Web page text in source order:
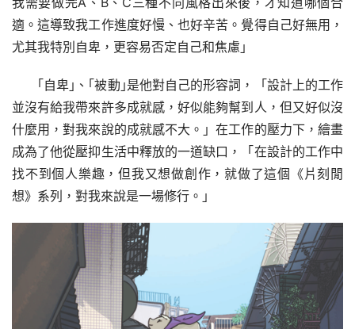
適。這導致我工作進度好慢、也好辛苦。覺得自己好無用，
尤其我特別自卑，更容易否定自己和焦慮｣
｢自卑｣、｢被動｣是他對自己的形容詞，「設計上的工作
並沒有給我帶來許多成就感，好似能夠幫到人，但又好似沒
什麼用，對我來說的成就感不大。」在工作的壓力下，繪畫
成為了他從壓抑生活中釋放的一道缺口，「在設計的工作中
找不到個人樂趣，但我又想做創作，就做了這個《片刻閒
想》系列，對我來說是一場修行。」